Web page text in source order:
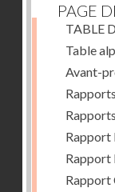
PAGE
TABLE
Table
Avant-
Rapport
Rapport
Rapport